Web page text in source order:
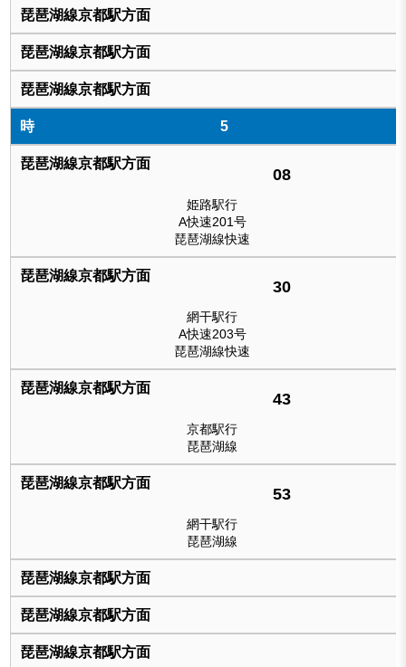
5
08
姫路駅行
A快速201号
琵琶湖線快速
30
網干駅行
A快速203号
琵琶湖線快速
43
京都駅行
琵琶湖線
53
網干駅行
琵琶湖線